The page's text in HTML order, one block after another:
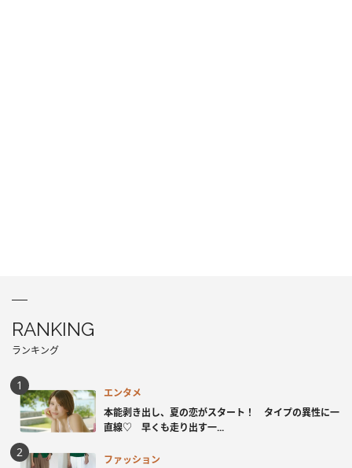
RANKING
ランキング
エンタメ
本能剥き出し、夏の恋がスタート！ タイプの異性に一
直線♡ 早くも走り出す一...
ファッション